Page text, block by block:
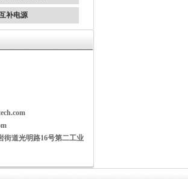
补电源
街道光明路16号第二工业